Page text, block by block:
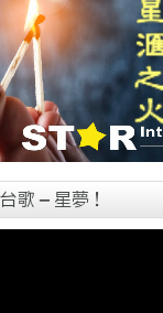
歌 – 星夢！